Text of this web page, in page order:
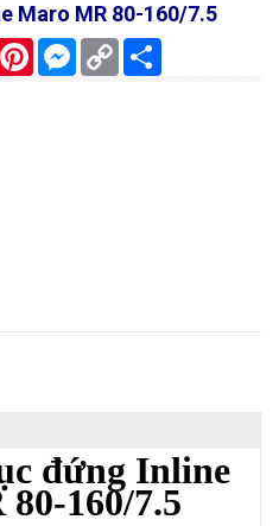
Maro MR 80-160/7.5
PinterestMessenger
Copy
Link
đứng Inline
160/7.5